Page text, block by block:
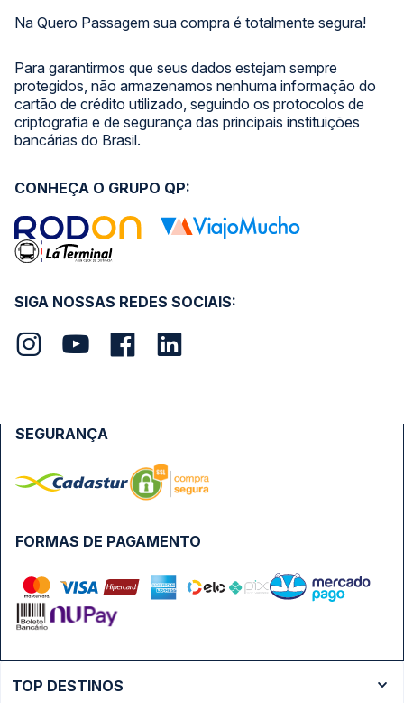
Na Quero Passagem sua compra é totalmente segura!
Para garantirmos que seus dados estejam sempre
protegidos, não armazenamos nenhuma informação do
cartão de crédito utilizado, seguindo os protocolos de
criptografia e de segurança das principais instituições
bancárias do Brasil.
SIGA NOSSAS REDES SOCIAIS:
CONHEÇA O GRUPO QP:
FORMAS DE PAGAMENTO
SEGURANÇA
TOP DESTINOS